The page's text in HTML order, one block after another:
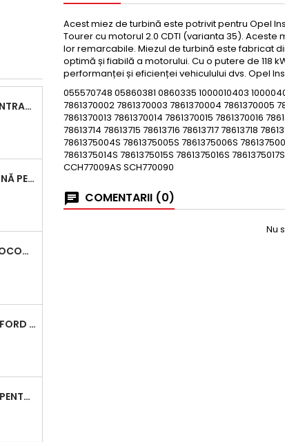
ANSAMBLU CENTRAL TURBINĂ PENTRU BMW SERIA 3, SERIA 5 ȘI X3 - PERFORMANȚĂ ȘI FIABILITATE
CARTUȘ TURBINĂ PENTRU AUDI A4, A6, SKODA SUPERB ȘI VW PASSAT, MOTOR DIESEL 1.9 TDI
CARTUȘ TURBOCOMPRESOR PENTRU VW, AUDI, SEAT, SKODA - MOTOR DIESEL 2.0 TDI
MIEZ TURBINĂ FORD TRANSIT 2.2 TDCI (2007-2016)
MIEZ TURBINĂ PENTRU CITROËN, FORD, MAZDA, MINI, PEUGEOT ȘI VOLVO - MOTORIZĂRI 1.6 HDI ȘI 1.6 D
Acest miez de turbină este potrivit pentru Opel
Tourer cu motorul 2.0 CDTI (varianta 35).
lor remarcabile. Miezul de turbină este fabricat
optimă și fiabilă a motorului. Cu o putere de 118
performanței și eficienței vehiculului dvs. Opel
055570748 05860381 0860335 1000010403
7861370002 7861370003 7861370004 7861370005
7861370013 7861370014 7861370015 7861370016
78613714 78613715 78613716 78613717 78613718
7861375004S 7861375005S 7861375006S
7861375014S 7861375015S 7861375016S
CCH77009AS SCH770090
COMENTARII (0)
Nu